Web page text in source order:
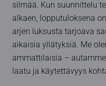
silmää. Kun suunnittelu
alkaen, lopputuloksena
arjen luksusta tarjoava
aikaisia yllätyksiä. Me
ammattilaisia –
laatu ja käytettävyys